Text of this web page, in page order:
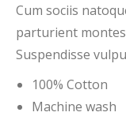
Cum sociis
parturient
Suspendisse
100% Cotton
Machine wash